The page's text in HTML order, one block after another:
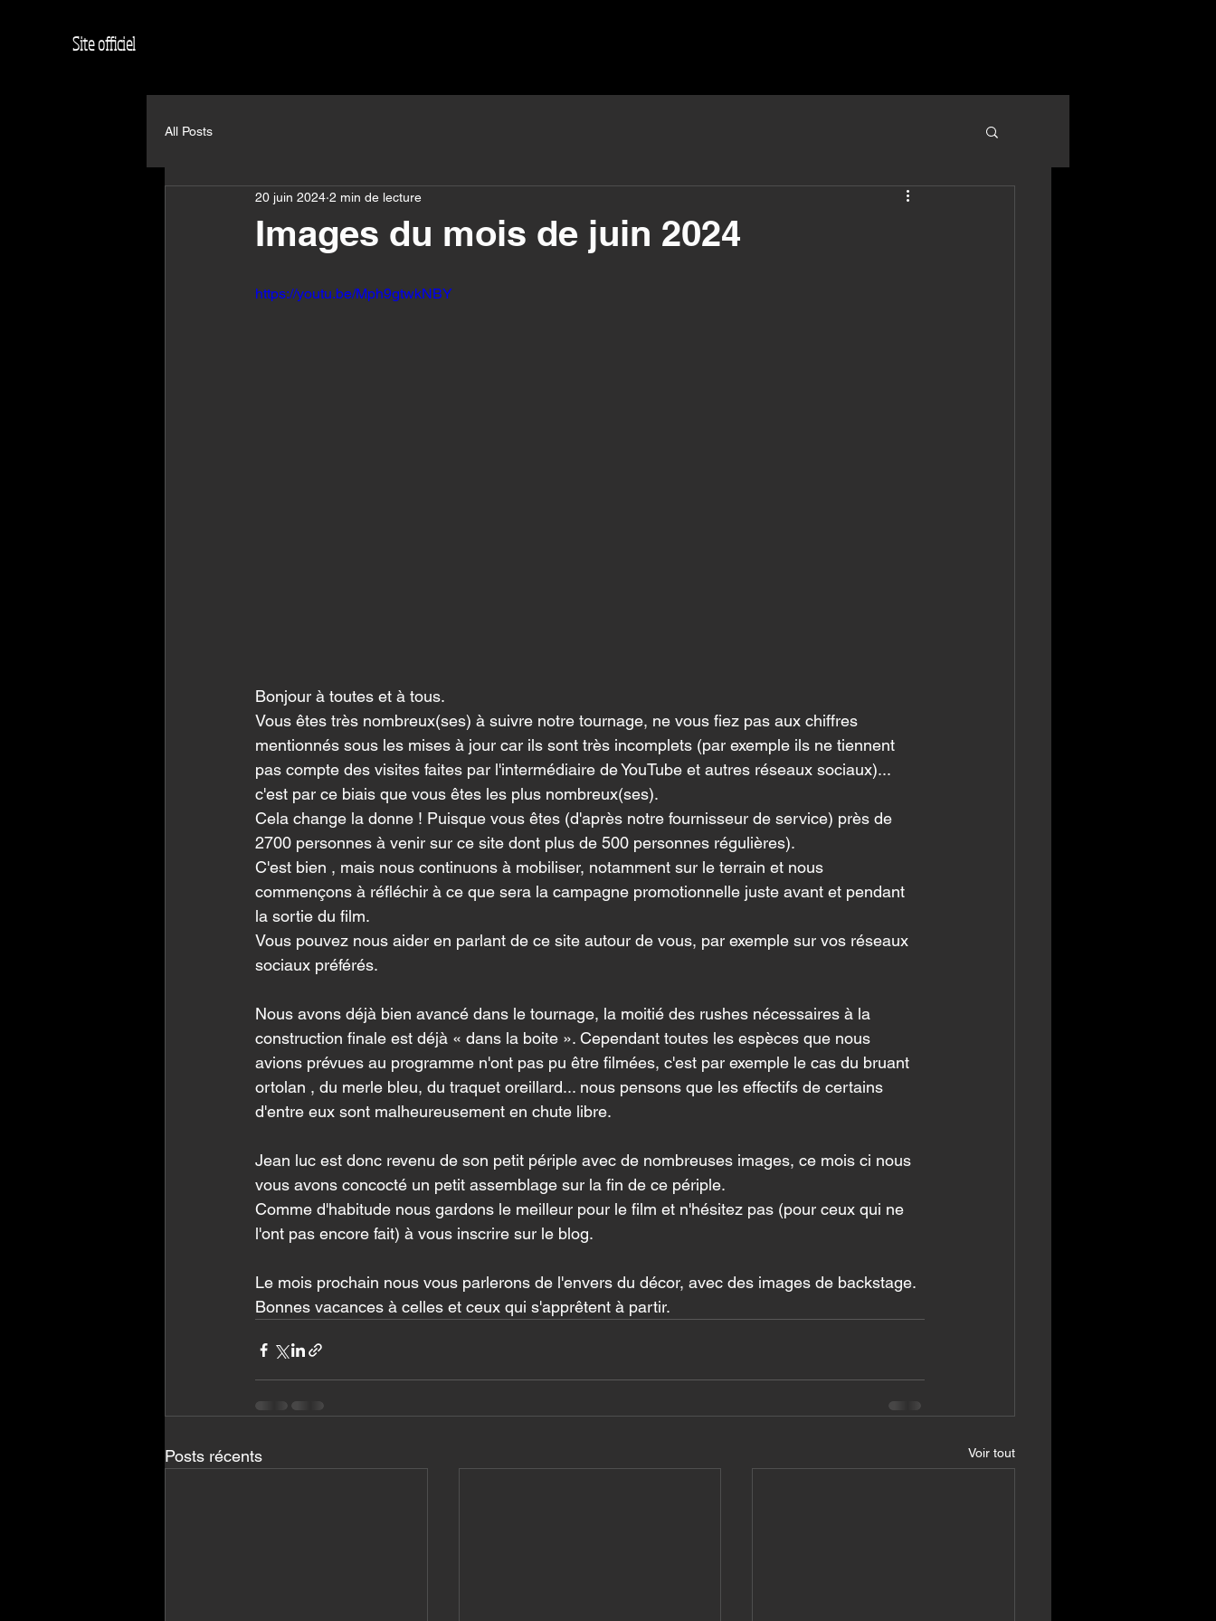
Site officiel
All Posts
Images du mois de juin 2024
20 juin 2024 2 min de lecture
https://youtu.be/Mph9gtwkNBY
Bonjour à toutes et à tous.
Vous êtes très nombreux(ses) à suivre notre tournage, ne vous fiez pas aux chiffres
mentionnés sous les mises à jour car ils sont très incomplets (par exemple ils ne tiennent
pas compte des visites faites par l'intermédiaire de YouTube et autres réseaux sociaux)...
c'est par ce biais que vous êtes les plus nombreux(ses).
Cela change la donne ! Puisque vous êtes (d'après notre fournisseur de service) près de
2700 personnes à venir sur ce site dont plus de 500 personnes régulières).
C'est bien , mais nous continuons à mobiliser, notamment sur le terrain et nous
commençons à réfléchir à ce que sera la campagne promotionnelle juste avant et pendant
la sortie du film.
Vous pouvez nous aider en parlant de ce site autour de vous, par exemple sur vos réseaux
sociaux préférés.
Nous avons déjà bien avancé dans le tournage, la moitié des rushes nécessaires à la
construction finale est déjà « dans la boite ». Cependant toutes les espèces que nous
avions prévues au programme n'ont pas pu être filmées, c'est par exemple le cas du bruant
ortolan , du merle bleu, du traquet oreillard... nous pensons que les effectifs de certains
d'entre eux sont malheureusement en chute libre.
Jean luc est donc revenu de son petit périple avec de nombreuses images, ce mois ci nous
vous avons concocté un petit assemblage sur la fin de ce périple.
Comme d'habitude nous gardons le meilleur pour le film et n'hésitez pas (pour ceux qui ne
l'ont pas encore fait) à vous inscrire sur le blog.
Le mois prochain nous vous parlerons de l'envers du décor, avec des images de backstage.
Bonnes vacances à celles et ceux qui s'apprêtent à partir.
Posts récents Voir tout